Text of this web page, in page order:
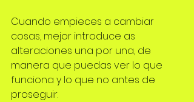
Cuando empieces a cambiar
cosas, mejor introduce as
alteraciones una por una, de
manera que puedas ver lo que
funciona y lo que no antes de
proseguir.